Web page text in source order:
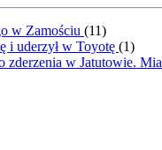
w Zamościu (11)
i uderzył w Toyotę (1)
zderzenia w Jatutowie.